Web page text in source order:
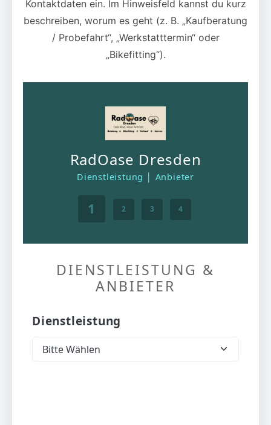
Kontaktdaten ein. Im Hinweisfeld kannst du kurz
beschreiben, worum es geht (z. B. „Kaufberatung
/ Probefahrt“, „Werkstatttermin“ oder
„Bikefitting“).